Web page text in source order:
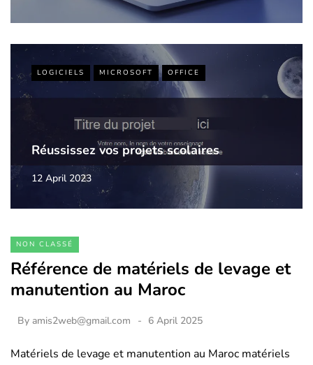
LOGICIELS MICROSOFT OFFICE
Réussissez vos projets scolaires
12 April 2023
NON CLASSÉ
Référence de matériels de levage et
manutention au Maroc
By amis2web@gmail.com 6 April 2025
Matériels de levage et manutention au Maroc matériels